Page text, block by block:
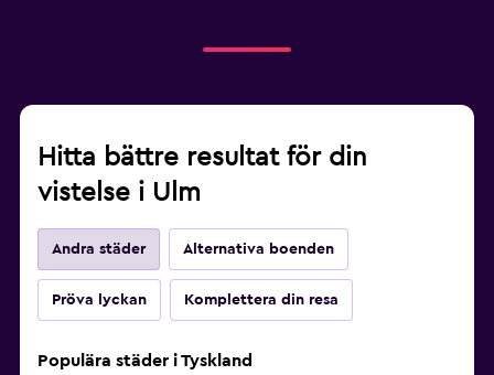
Hitta bättre resultat för din
vistelse i Ulm
Andra städer Alternativa boenden
Pröva lyckan Komplettera din resa
Populära städer i Tyskland